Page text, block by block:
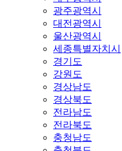
광주광역시
대전광역시
울산광역시
세종특별자치시
경기도
강원도
경상남도
경상북도
전라남도
전라북도
충청남도